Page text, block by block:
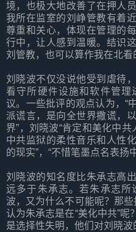
境，也极大地改善了在押人
我所在监室的刘峥管教有着
尊重和关心，体现在管理的
行中，让人感到温暖。结识
刘管教，也可以算作我在北看
刘晓波不仅没说他受到虐待
看守所硬件设施和软件管理
议。一些批评的观点认为，“
派谎言，是向全世界撒谎，
界”，刘晓波“肯定和美化中
中共监狱的柔性音乐和人性
的现实”，“不惜笔墨点名表扬
刘晓波的知名度比朱承志高
远多于朱承志。若朱承志所
波，又为什么不可能呢？那些
认为朱承志是在“美化中共”呢
是选择性失明，他们对刘晓波